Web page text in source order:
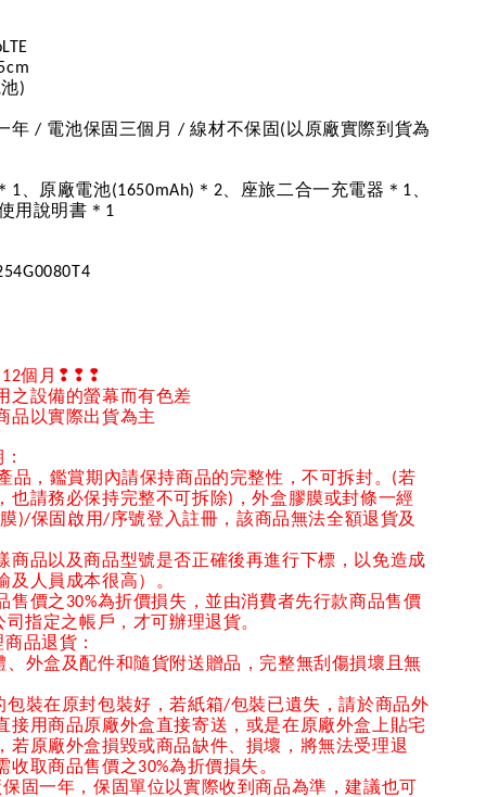
)
年 / 電池保固三個月 /線材不保固 ( 以原廠實際到貨為
1 、原廠電池(1650mAh) ＊ 2 、座旅二合一充電器＊ 1
使用說明書＊ 1
12個月 ❢❢❢
之設備的螢幕而有色差
品以實際出貨為主
品，鑑賞期內請保持商品的完整性，不可拆封。 (若
也請務必保持完整不可拆除) ，外盒膠膜或封條一經
)/保固啟用 /序號登入註冊，該商品無法全額退貨及
商品以及商品型號是否正確後再進行下標，以免造成
及人員成本很高）。
售價之 30%為折價損失，並由消費者先行款商品售價
司指定之帳戶，才可辦理退貨。
品退貨：
、外盒及配件和隨貨附送贈品，完整無刮傷損壞且無
包裝在原封包裝好，若紙箱/包裝已遺失，請於商品外
接用商品原廠外盒直接寄送，或是在原廠外盒上貼宅
若原廠外盒損毀或商品缺件、損壞，將無法受理退
收取商品售價之30%為折價損失。
固一年，保固單位以實際收到商品為準，建議也可